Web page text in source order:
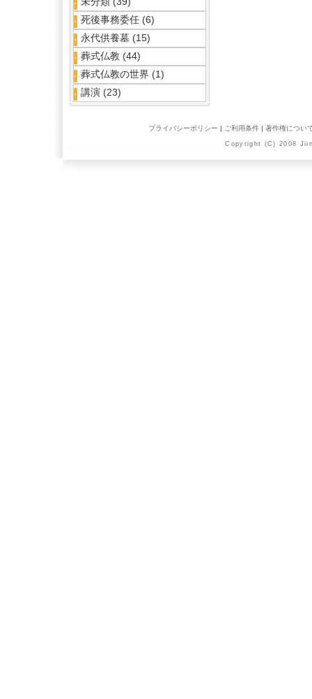
死後事務委任 (6)
永代供養墓 (15)
葬式仏教 (44)
葬式仏教の世界 (1)
講演 (23)
プライバシーポリシー | ご利用条件 | 著作権につい
Copyright (C) 2008